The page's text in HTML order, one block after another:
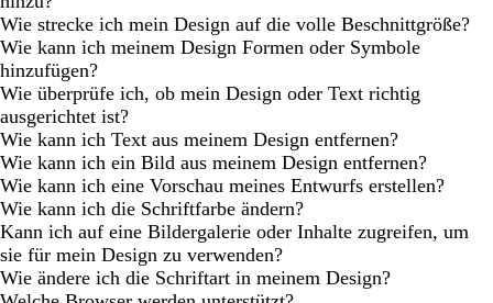
Wie strecke ich mein Design auf die volle Beschnittgröße?
Wie kann ich meinem Design Formen oder Symbole
hinzufügen?
Wie überprüfe ich, ob mein Design oder Text richtig
ausgerichtet ist?
Wie kann ich Text aus meinem Design entfernen?
Wie kann ich ein Bild aus meinem Design entfernen?
Wie kann ich eine Vorschau meines Entwurfs erstellen?
Wie kann ich die Schriftfarbe ändern?
Kann ich auf eine Bildergalerie oder Inhalte zugreifen, um
sie für mein Design zu verwenden?
Wie ändere ich die Schriftart in meinem Design?